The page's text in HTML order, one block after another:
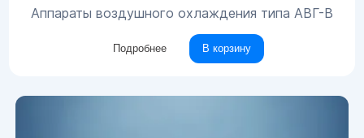
Аппараты воздушного охлаждения типа АВГ-В
Подробнее В корзину